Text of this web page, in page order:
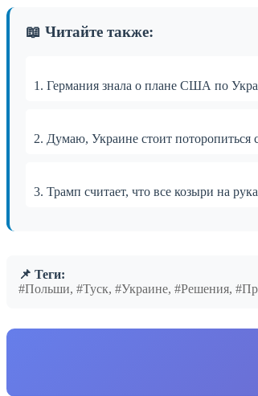
📖 Читайте также:
1. Германия знала о плане США по
2. Думаю, Украине стоит поторопиться
3. Трамп считает, что все козыри на
📌 Теги:
#Польши, #Туск, #Украине, #Решения,